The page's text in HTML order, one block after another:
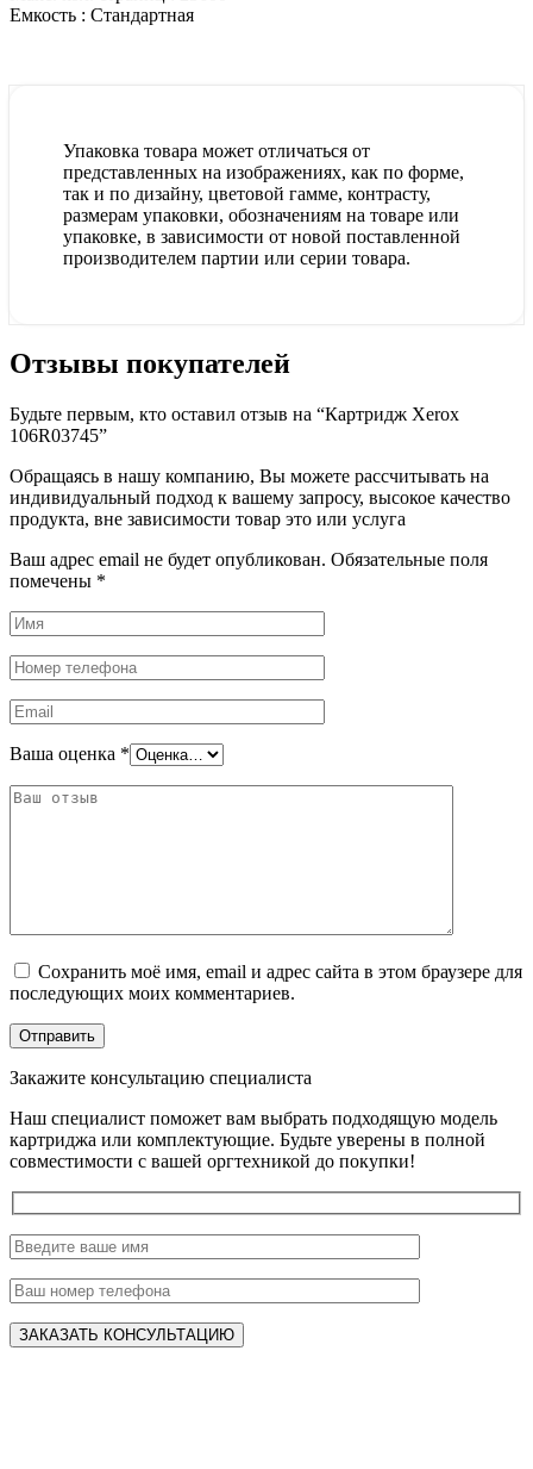
Емкость : Стандартная
Упаковка товара может отличаться от
представленных на изображениях, как по форме,
так и по дизайну, цветовой гамме, контрасту,
размерам упаковки, обозначениям на товаре или
упаковке, в зависимости от новой поставленной
производителем партии или серии товара.
Отзывы покупателей
Будьте первым, кто оставил отзыв на “Картридж Xerox
106R03745”
Обращаясь в нашу компанию, Вы можете рассчитывать на
индивидуальный подход к вашему запросу, высокое качество
продукта, вне зависимости товар это или услуга
Ваш адрес email не будет опубликован. Обязательные поля
помечены *
Ваша оценка *
Сохранить моё имя, email и адрес сайта в этом браузере для
последующих моих комментариев.
Закажите консультацию специалиста
Наш специалист поможет вам выбрать подходящую модель
картриджа или комплектующие. Будьте уверены в полной
совместимости с вашей оргтехникой до покупки!